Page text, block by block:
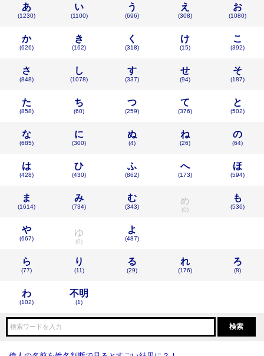
あ
(1230)
い
(1100)
う
(696)
え
(308)
お
(1080)
か
(626)
き
(162)
く
(318)
け
(15)
こ
(392)
さ
(848)
し
(1078)
す
(337)
せ
(94)
そ
(187)
た
(858)
ち
(60)
つ
(259)
て
(376)
と
(502)
な
(685)
に
(300)
ぬ
(4)
ね
(26)
の
(64)
は
(428)
ひ
(430)
ふ
(862)
へ
(173)
ほ
(594)
ま
(1614)
み
(734)
む
(343)
め
(0)
も
(536)
や
(667)
ゆ
(0)
よ
(487)
ら
(77)
り
(11)
る
(29)
れ
(176)
ろ
(8)
わ
(102)
不明
(1)